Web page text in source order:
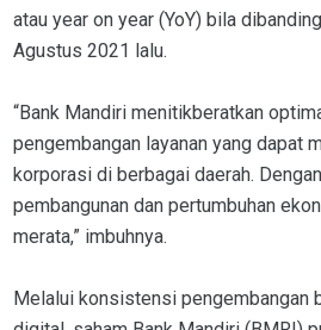
atau year on year (YoY) bila
Agustus 2021 lalu.
“Bank Mandiri menitikberatkan
pengembangan layanan yang dapat
korporasi di berbagai daerah.
pembangunan dan pertumbuhan
merata,” imbuhnya.
Melalui konsistensi pengembangan